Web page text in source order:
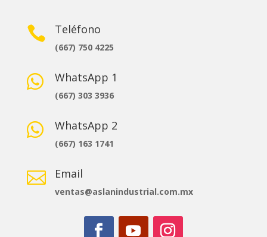
 Teléfono
(667) 750 4225
 WhatsApp 1
(667) 303 3936
 WhatsApp 2
(667) 163 1741
 Email
ventas@aslanindustrial.com.mx